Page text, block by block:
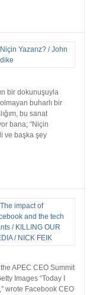
bir dokunuşuyla
buharlı bir
bu sanat
bana; “Niçin
ve başka şey
APEC CEO Summit
Images “Today I
wrote Facebook CEO